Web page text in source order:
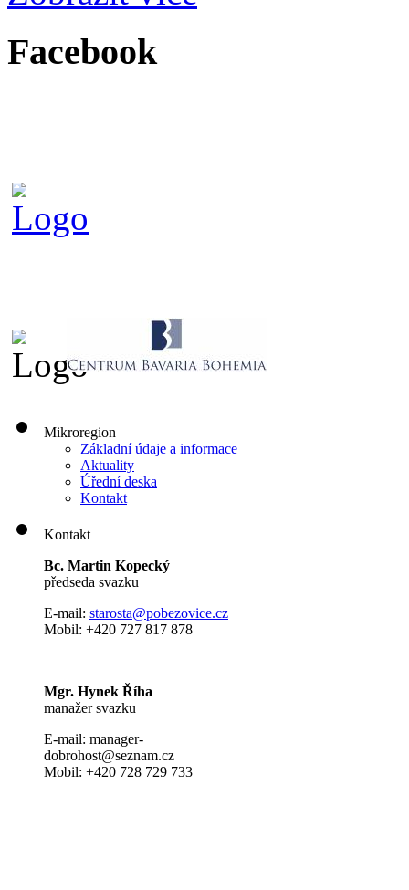
Facebook
Mikroregion
Základní údaje a informace
Aktuality
Úřední deska
Kontakt
Kontakt
Bc. Martin Kopecký
předseda svazku
E-mail: starosta@pobezovice.cz
Mobil: +420 727 817 878
Mgr. Hynek Říha
manažer svazku
E-mail: manager-
dobrohost@seznam.cz
Mobil: +420 728 729 733